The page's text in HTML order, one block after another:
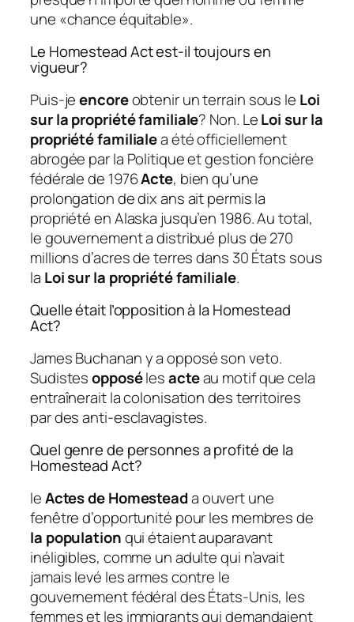
une «chance équitable».
Le Homestead Act est-il toujours en
vigueur?
Puis-jeencoreobtenir un terrain sous le Loi
sur la propriété familiale? Non. LeLoi sur la
propriété familialea été officiellement
abrogée par la Politique et gestion foncière
fédérale de 1976Acte, bien qu’une
prolongation de dix ans ait permis la
propriété en Alaska jusqu’en 1986. Au total,
le gouvernement a distribué plus de 270
millions d’acres de terres dans 30 États sous
la Loi sur la propriété familiale.
Quelle était l’opposition à la Homestead
Act?
James Buchanan y a opposé son veto.
Sudistesopposélesacteau motif que cela
entraînerait la colonisation des territoires
par des anti-esclavagistes.
Quel genre de personnes a profité de la
Homestead Act?
leActes de Homesteada ouvert une
fenêtre d’opportunité pour les membres de
la populationqui étaient auparavant
inéligibles, comme un adulte qui n’avait
jamais levé les armes contre le
gouvernement fédéral des États-Unis, les
femmes et les immigrants qui demandaient